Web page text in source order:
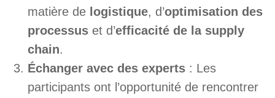
matière de logistique, d’optimisation des
processus et d’efficacité de la supply
chain.
Échanger avec des experts : Les
participants ont l’opportunité de rencontrer